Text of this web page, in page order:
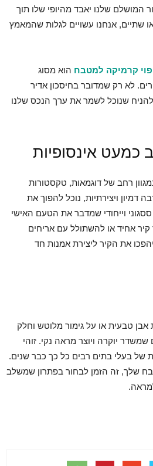
שלנו יאבד מהיופי שלו תוך
שתיים, אנחנו עשויים לגלות שהמאמץ
קרמיקה למטבח הוא מסוג
לא רק שמדובר בחיסכון אדיר
שנוכל לשמר את ערך הנכס שלנו
כמעט אינסופיות
רחב של דוגמאות, טקסטורות
דמיון ויצירתיות, נוכל להפוך את
וייחודי שמדבר את הטעם האישי
קיר אחיד או להשתולל עם אריחים
את הקיר ליצירת אמנות חד
אבן טבעית או על גימור מלוטש וחלק
שמשדר יוקרה ויוצר מראה נקי. זוהי
של בעלי בתים רבים כל כך כבר שנים.
שלך, זה הזמן לבחור בפתרון שמשלב